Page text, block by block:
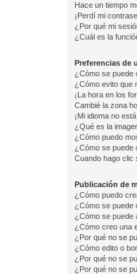
Hace un tiempo
¡Perdí mi
¿Por qué mi
¿Cuál es la
Preferencias de
¿Cómo se puede
¿Cómo evito que
¡La hora en los
Cambié la zona
¡Mi idioma no
¿Qué es la
¿Cómo puedo
¿Cómo se puede
Cuando hago clic
Publicación de
¿Cómo puedo
¿Cómo se puede
¿Cómo se puede
¿Cómo creo una
¿Por qué no se
¿Cómo edito o
¿Por qué no se
¿Por qué no se